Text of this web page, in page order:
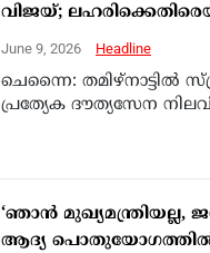
വിജയ്;
June 9, 2026 Headline
ചെന്നൈ: തമിഴ്‌നാട്ടിൽ
പ്രത്യേക ദൗത്യസേന
‘ഞാൻ
ആദ്യ പൊതുയോഗത്തിൽ